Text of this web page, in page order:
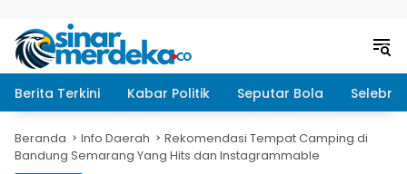
Berita Terkini Kabar Politik Seputar Bola
Beranda Info Daerah
Rekomendasi Tempat Camping di
Bandung Semarang Yang Hits dan Instagrammable